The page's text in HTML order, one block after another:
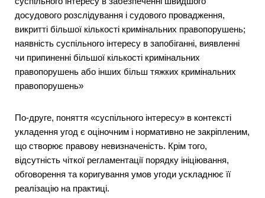
досудового розслідування і судового провадження,
викритті більшої кількості кримінальних правопорушень;
наявність суспільного інтересу в запобіганні, виявленні
чи припиненні більшої кількості кримінальних
правопорушень або інших більш тяжких кримінальних
правопорушень»
По-друге, поняття «суспільного інтересу» в контексті
укладення угод є оціночним і нормативно не закріпленим,
що створює правову невизначеність. Крім того,
відсутність чіткої регламентації порядку ініціювання,
обговорення та коригування умов угоди ускладнює її
реалізацію на практиці.